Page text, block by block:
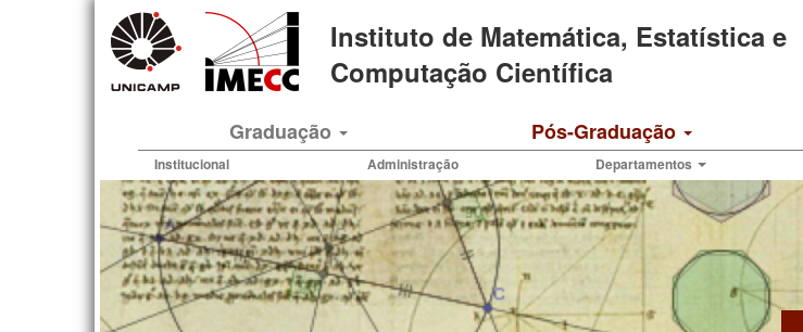
Instituto de Matemática, Estatística e
Computação Científica
Graduação Pós-Graduação
Institucional Administração Departamentos